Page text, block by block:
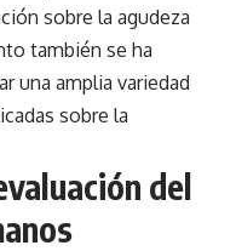
sobre la agudeza
también se ha
una amplia variedad
sobre la
del